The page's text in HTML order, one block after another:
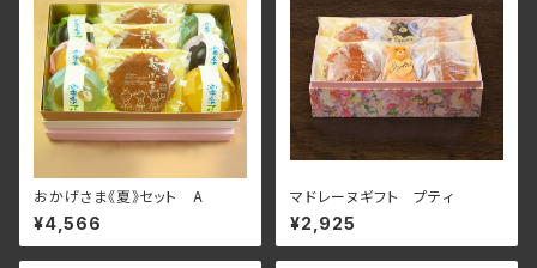
おかげさま《夏》セット A
¥4,566
マドレーヌギフト プティ
¥2,925